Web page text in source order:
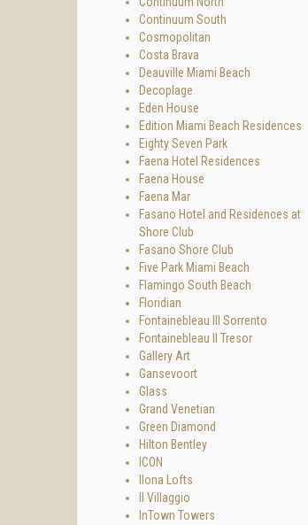
Continuum South
Cosmopolitan
Costa Brava
Deauville Miami Beach
Decoplage
Eden House
Edition Miami Beach Residences
Eighty Seven Park
Faena Hotel Residences
Faena House
Faena Mar
Fasano Hotel and Residences at
Shore Club
Fasano Shore Club
Five Park Miami Beach
Flamingo South Beach
Floridian
Fontainebleau III Sorrento
Fontainebleau II Tresor
Gallery Art
Gansevoort
Glass
Grand Venetian
Green Diamond
Hilton Bentley
ICON
Ilona Lofts
Il Villaggio
InTown Towers